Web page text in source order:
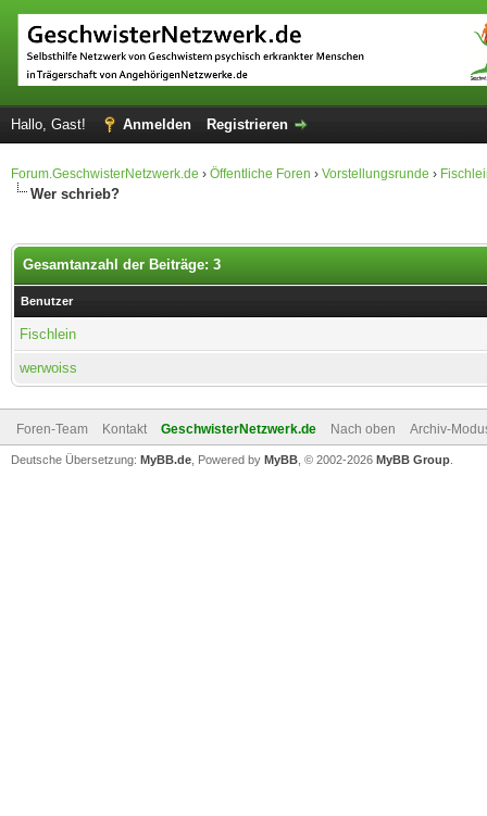
Hallo, Gast! Anmelden Registrieren
Forum.GeschwisterNetzwerk.de › Öffentliche Foren › Vorstellungsrunde ›
Wer schrieb?
Gesamtanzahl der Beiträge: 3
Benutzer
Fischlein
werwoiss
Foren-Team Kontakt GeschwisterNetzwerk.de Nach oben Archiv-
Deutsche Übersetzung: MyBB.de , Powered by MyBB , © 2002-2026 MyBB Group